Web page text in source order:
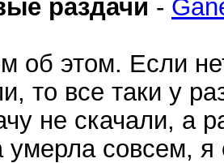
раздачи -
об этом. Если
то все таки у
не скачали, а
умерла совсем,